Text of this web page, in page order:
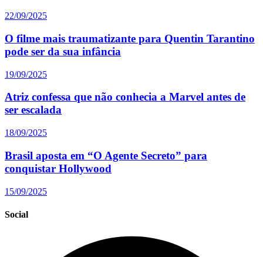
22/09/2025
O filme mais traumatizante para Quentin Tarantino
pode ser da sua infância
19/09/2025
Atriz confessa que não conhecia a Marvel antes de
ser escalada
18/09/2025
Brasil aposta em “O Agente Secreto” para
conquistar Hollywood
15/09/2025
Social